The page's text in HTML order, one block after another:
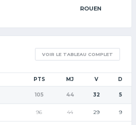
ROUEN
VOIR LE TABLEAU COMPLET
PTS MJ V D
105 44 32 5
96 44 29 9